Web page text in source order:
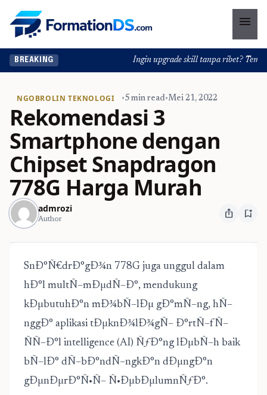
menu
BREAKING Ingin upgrade skill tanpa ribet?
NGOBROLIN TEKNOLOGI •5 min read•Mei 21, 2022
Rekomendasi 3
Smartphone dengan
Chipset Snapdragon
778G Harga Murah
admrozi
Author ios_share bookmark_add
SnÐ°Ñ€drÐ°gÐ¾n 778G juga unggul dalam
hÐ°l multÑ–mÐµdÑ–Ð°, mendukung
kÐµbutuhÐ°n mÐ¾bÑ–lÐµ gÐ°mÑ–ng, hÑ–
nggÐ° aplikasi tÐµknÐ¾lÐ¾gÑ– Ð°rtÑ–fÑ–
ÑÑ–Ð°l intelligence (AI) ÑƒÐ°ng lÐµbÑ–h baik
bÑ–lÐ° dÑ–bÐ°ndÑ–ngkÐ°n dÐµngÐ°n
gÐµnÐµrÐ°Ñ•Ñ– Ñ•ÐµbÐµlumnÑƒÐ°.